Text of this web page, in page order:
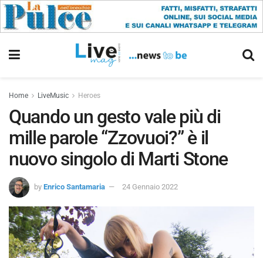
Home LiveMusic Heroes
Quando un gesto vale più di
mille parole “Zzovuoi?” è il
nuovo singolo di Marti Stone
by Enrico Santamaria 24 Gennaio 2022